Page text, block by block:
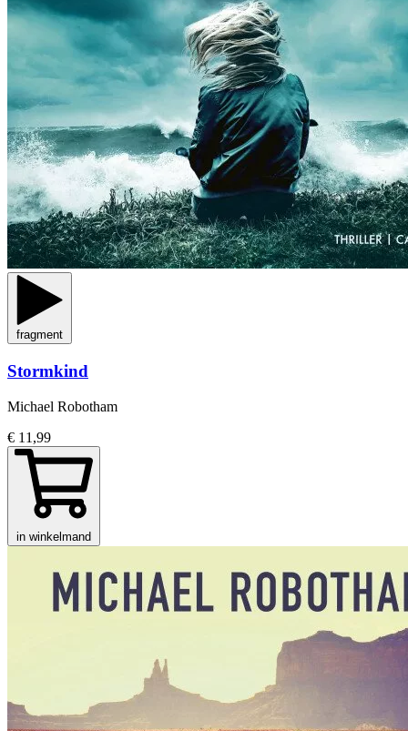
fragment
Stormkind
Michael Robotham
€ 11,99
in winkelmand